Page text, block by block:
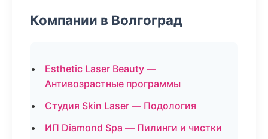
Компании в Волгоград
Esthetic Laser Beauty —
Антивозрастные программы
Студия Skin Laser — Подология
ИП Diamond Spa — Пилинги и чистки